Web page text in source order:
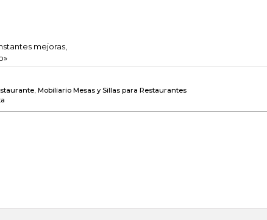
mejoras,
, Mobiliario Mesas y Sillas para Restaurantes